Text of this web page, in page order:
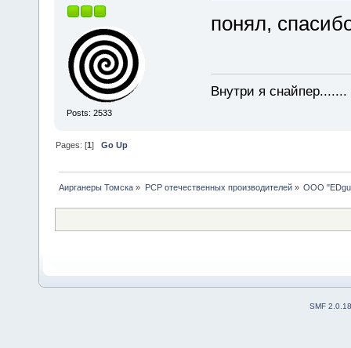
Posts: 2533
понял,
Внутри я
Pages: [1]Go Up
Аирганеры Томска » PCP отечественных производителей» ООО
SMF 2.0.18